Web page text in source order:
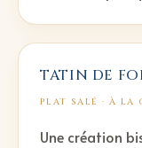
TATIN DE
PLAT SALÉ · À LA
Une création